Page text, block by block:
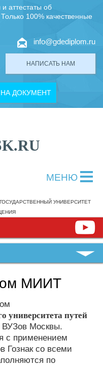
аттестаты об
100% качественные
info@gdediplom.ru
НАПИСАТЬ НАМ
ДОКУМЕНТ
МЕНЮ
УНИВЕРСИТЕТ
МИИТ
университета путей
ВУЗов Москвы.
с применением
Гознак со всеми
по